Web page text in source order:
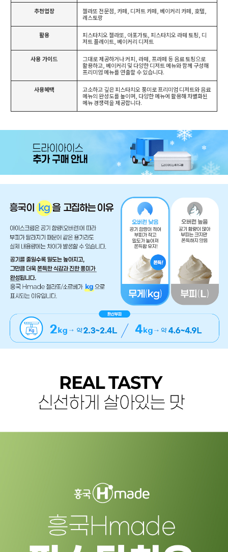
추천업장
젤라또 전문점, 카페, 디저트 카페, 베이커리 카페, 호텔,
레스토랑
활용
피스타치오 젤라또, 아포가토, 피스타치오 라떼 토핑, 디
저트 플레이트, 베이커리 디저트
사용 가이드
그대로 제공하거나 커피, 라떼, 프라페 등 음료 토핑으로
활용하고, 베이커리 및 다양한 디저트 메뉴와 함께 구성해
프리미엄 메뉴를 연출할 수 있습니다.
사용혜택
고소하고 깊은 피스타치오 풍미로 프리미엄 디저트와 음료
메뉴의 완성도를 높이며, 다양한 메뉴에 활용해 차별화된
메뉴 경쟁력을 제공합니다.